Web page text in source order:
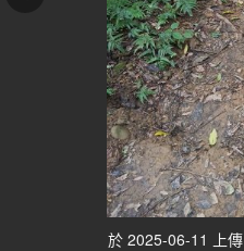
於 2025-06-11 上傳